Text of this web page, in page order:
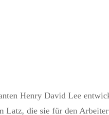
Henry David Lee
Latz, die sie für den